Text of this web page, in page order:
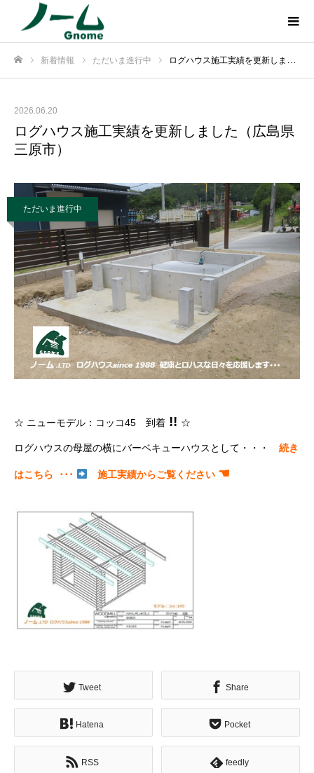
新着情報 ただいま進行中 ログハウス施工実績を更新しました（広島県三原市）
2026.06.20
ログハウス施工実績を更新しました（広島県
三原市）
ただいま進行中
☆ ニューモデル：コッコ45 到着 !! ☆
ログハウスの母屋の横にバーベキューハウスとして・・・ 続き
はこちら ･･･ 施工実績からご覧ください ☚
Tweet Share
Hatena Pocket
RSS feedly